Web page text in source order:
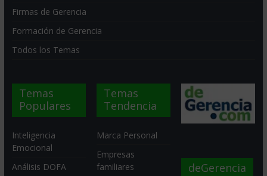
Firmas de Gerencia
Formación de Gerencia
Todos los Temas
Temas
Populares
Inteligencia
Emocional
Análisis DOFA
Temas
Tendencia
Marca Personal
Empresas
familiares
deGerencia